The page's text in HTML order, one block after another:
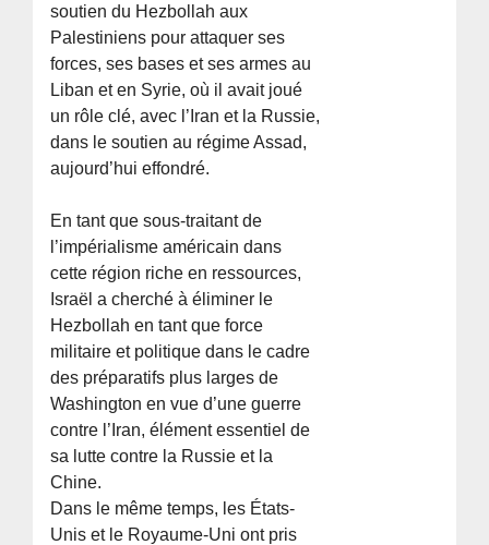
soutien du Hezbollah aux
Palestiniens pour attaquer ses
forces, ses bases et ses armes au
Liban et en Syrie, où il avait joué
un rôle clé, avec l’Iran et la Russie,
dans le soutien au régime Assad,
aujourd’hui effondré.
En tant que sous-traitant de
l’impérialisme américain dans
cette région riche en ressources,
Israël a cherché à éliminer le
Hezbollah en tant que force
militaire et politique dans le cadre
des préparatifs plus larges de
Washington en vue d’une guerre
contre l’Iran, élément essentiel de
sa lutte contre la Russie et la
Chine.
Dans le même temps, les États-
Unis et le Royaume-Uni ont pris